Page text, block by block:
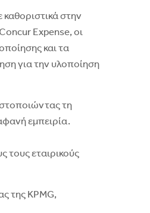
στην
Expense, οι
και τα
για την υλοποίηση
τη
εμπειρία.
τους εταιρικούς
της KPMG,